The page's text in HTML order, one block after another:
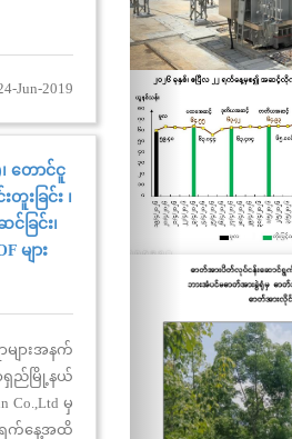
Jun-2019
တောင်ငူ
ခြင်း ၊
ခြင်း၊
များ
ျားအနက်
ာရှည်မြို့နယ်
မှ
ရက်နေ့အထိ